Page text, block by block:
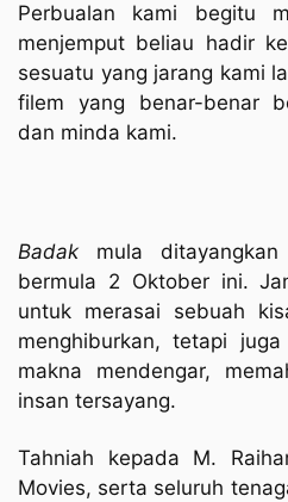
Perbualan kami begitu
menjemput beliau hadir
sesuatu yang jarang kami
filem yang benar-benar
dan minda kami.
Badak mula
bermula 2 Oktober ini.
untuk merasai sebuah
menghiburkan, tetapi
makna mendengar,
insan tersayang.
Tahniah kepada M.
Movies, serta seluruh